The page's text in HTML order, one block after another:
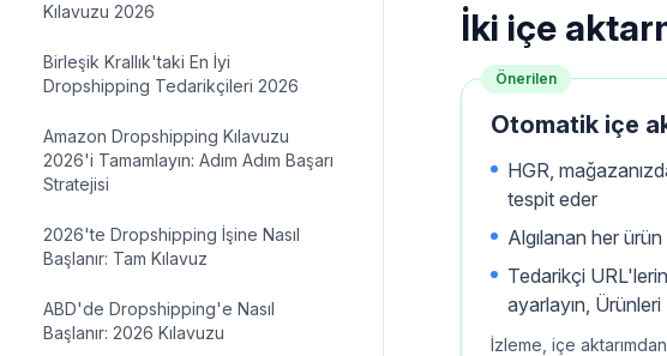
Kılavuzu 2026
Birleşik Krallık'taki En İyi
Dropshipping Tedarikçileri 2026
Amazon Dropshipping Kılavuzu
2026'i Tamamlayın: Adım Adım Başarı
Stratejisi
2026'te Dropshipping İşine Nasıl
Başlanır: Tam Kılavuz
ABD'de Dropshipping'e Nasıl
Başlanır: 2026 Kılavuzu
İki içe
Önerilen
Otomatik içe
HGR,
tespit eder
Algılanan her
Tedarikçi
ayarlayın, Ürünleri
İzleme, içe